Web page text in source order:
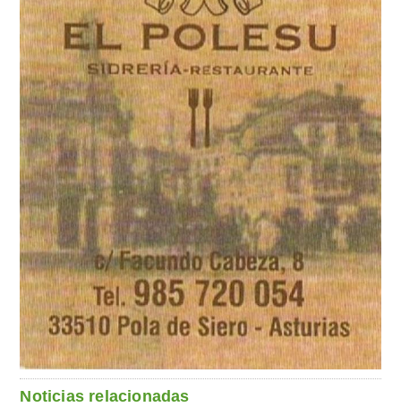
Noticias relacionadas